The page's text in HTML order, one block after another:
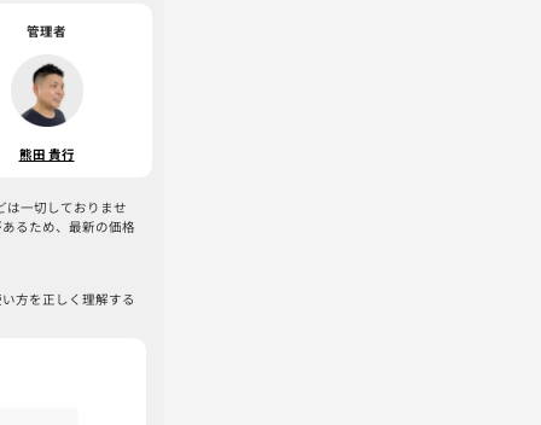
管理者
熊田 貴行
は一切しておりませ
るため、最新の価格
方を正しく理解する